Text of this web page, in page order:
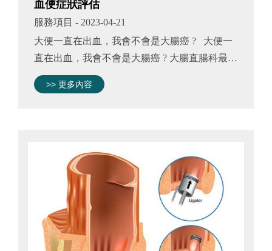
血便症狀評估
服務項目 - 2023-04-21
大便一直在出血，我會不會是大腸癌 ? 大便一
直在出血，我會不會是大腸癌 ? 大腸直腸科最常
遇到的病人就是大便出血的主訴。 而且通常都
拖了一陣子才來就醫。 大便出血會不會是大腸
>> 更多內容